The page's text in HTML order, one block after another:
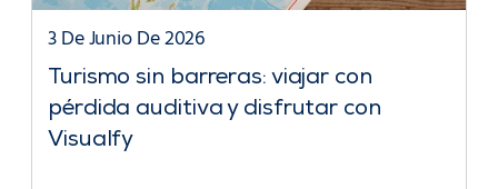
Turismo sin barreras: viajar con
pérdida auditiva y disfrutar con
Visualfy
3 De Junio De 2026